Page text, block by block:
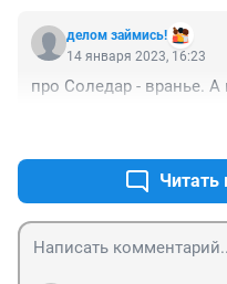
политических сажать,
делом займись!
14 января 2023, 16:23
про Соледар - вранье. А
Читать